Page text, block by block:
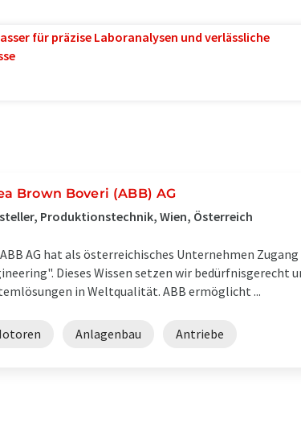
für präzise Laboranalysen und verlässliche
Brown Boveri (ABB) AG
Produktionstechnik, Wien, Österreich
AG hat als österreichisches Unternehmen
Dieses Wissen setzen wir bedürfnisgerecht
in Weltqualität. ABB ermöglicht ...
Anlagenbau Antriebe